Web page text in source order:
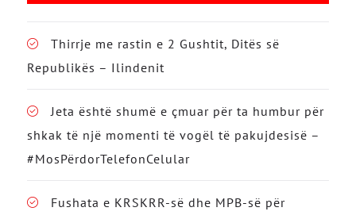
Thirrje me rastin e 2 Gushtit, Ditës së
Republikës – Ilindenit
Jeta është shumë e çmuar për ta humbur për
shkak të një momenti të vogël të pakujdesisë –
#MosPërdorTelefonCelular
Fushata e KRSKRR-së dhe MPB-së për